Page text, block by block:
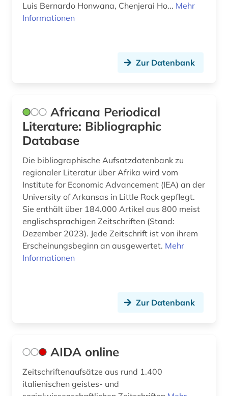
dolmetschen (3)
druckindustrie (1)
dunhuang (1)
dunhuang-handschriften (2)
dänemark (2)
dänisch (18)
e-learning (1)
editionsphilologie (1)
Luis Bernardo Honwana, Chenjerai Ho... Mehr
Informationen
Zur Datenbank
Africana Periodical
Literature: Bibliographic
Database
Die bibliographische Aufsatzdatenbank zu
regionaler Literatur über Afrika wird vom
Institute for Economic Advancement (IEA) an der
University of Arkansas in Little Rock gepflegt.
Sie enthält über 184.000 Artikel aus 800 meist
englischsprachigen Zeitschriften (Stand:
Dezember 2023). Jede Zeitschrift ist von ihrem
Erscheinungsbeginn an ausgewertet. Mehr
Informationen
Zur Datenbank
AIDA online
Zeitschriftenaufsätze aus rund 1.400
italienischen geistes- und